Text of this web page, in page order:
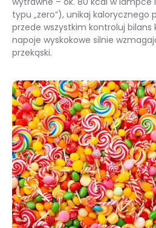
typu „zero”), unikaj kalorycznego
przede wszystkim kontroluj bilans
napoje wyskokowe silnie
przekąski.